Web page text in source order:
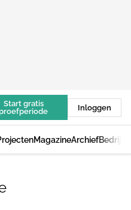
Start gratis
Inloggen
MagazineArchief